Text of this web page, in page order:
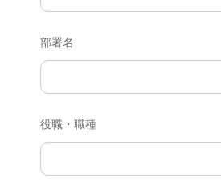
部署名
役職・職種